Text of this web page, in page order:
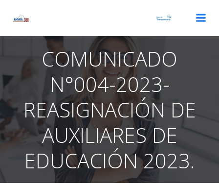
COMUNICADO
N°004-2023-
REASIGNACIÓN DE
AUXILIARES DE
EDUCACIÓN 2023.